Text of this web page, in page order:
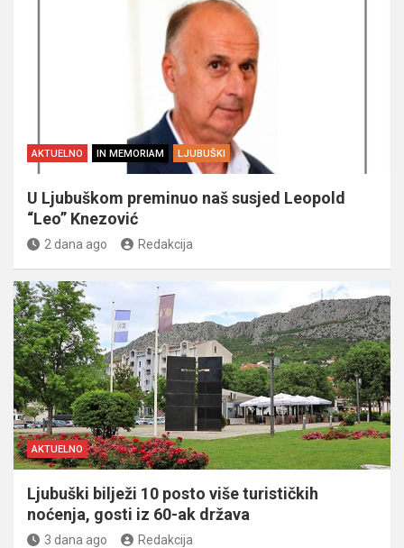
AKTUELNO IN MEMORIAM LJUBUŠKI
U Ljubuškom preminuo naš susjed Leopold
“Leo” Knezović
2 dana ago Redakcija
AKTUELNO
Ljubuški bilježi 10 posto više turističkih
noćenja, gosti iz 60-ak država
3 dana ago Redakcija